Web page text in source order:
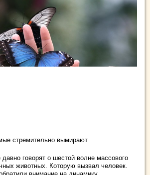
стремительно вымирают
говорят о шестой волне массового
животных. Которую вызвал человек.